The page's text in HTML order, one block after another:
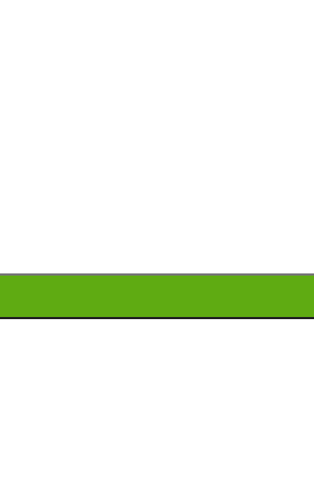
i karakteristika zgrada. Njihova